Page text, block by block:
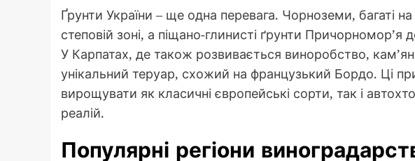
Ґрунти України – ще одна перевага. Чорноземи, багаті
степовій зоні, а піщано-глинисті ґрунти
У Карпатах, де також розвивається виноробство,
унікальний теруар, схожий на французький Бордо. Ці
вирощувати як класичні європейські сорти, так і
реалій.
Популярні регіони